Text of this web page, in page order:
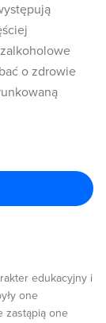
o zdrowie
edukacyjny i
one
zastąpią one